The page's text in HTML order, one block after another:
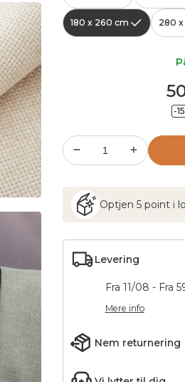
180 x 260 cm 280
-
Optjen 5 pointi
Levering
Fra 11/08 - Fra
Mere info
Nem returnering